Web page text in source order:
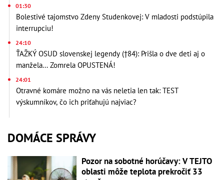
01:30
Bolestivé tajomstvo Zdeny Studenkovej: V mladosti podstúpila
interrupciu!
24:10
ŤAŽKÝ OSUD slovenskej legendy (†84): Prišla o dve deti aj o
manžela... Zomrela OPUSTENÁ!
24:01
Otravné komáre možno na vás neletia len tak: TEST
výskumníkov, čo ich priťahujú najviac?
DOMÁCE SPRÁVY
Pozor na sobotné horúčavy: V TEJTO
oblasti môže teplota prekročiť 33